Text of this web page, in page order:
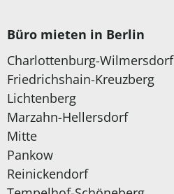
Büro mieten in Berlin
Charlottenburg-Wilmersdorf
Friedrichshain-Kreuzberg
Lichtenberg
Marzahn-Hellersdorf
Mitte
Pankow
Reinickendorf